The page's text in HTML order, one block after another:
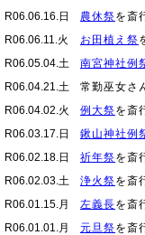
R06.06.16.日
農休祭を斎
R06.06.11.火
お田植え祭
R06.05.04.土
南宮神社例
R06.04.21.土
常勤巫女さ
R06.04.02.火
例大祭を斎
R06.03.17.日
鍬山神社例
R06.02.18.日
祈年祭を斎
R06.02.03.土
浄火祭を斎
R06.01.15.月
左義長を斎
R06.01.01.月
元旦祭を斎